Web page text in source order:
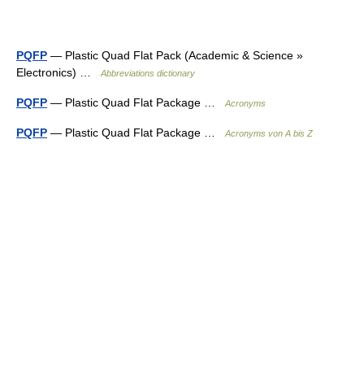
PQFP — Plastic Quad Flat Pack (Academic & Science »
Electronics) …
Abbreviations dictionary
PQFP — Plastic Quad Flat Package … Acronyms
PQFP — Plastic Quad Flat Package … Acronyms von A bis Z